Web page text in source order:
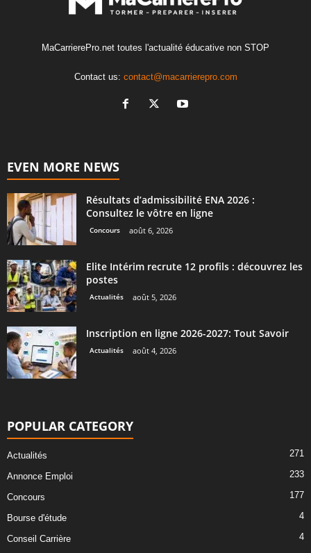
MaCarrierePro.net toutes l'actualité éducative non STOP
Contact us: contact@macarrierepro.com
EVEN MORE NEWS
Résultats d’admissibilité ENA 2026 :
Consultez le vôtre en ligne
Concours août 6, 2026
Elite Intérim recrute 12 profils : découvrez les
postes
Actualités août 5, 2026
Inscription en ligne 2026-2027: Tout Savoir
Actualités août 4, 2026
POPULAR CATEGORY
Actualités 271
Annonce Emploi 233
Concours 177
Bourse d'étude 4
Conseil Carrière 4